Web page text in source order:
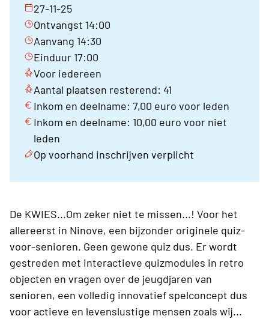
27-11-25
Ontvangst 14:00
Aanvang 14:30
Einduur 17:00
Voor iedereen
Aantal plaatsen resterend: 41
Inkom en deelname: 7,00 euro voor leden
Inkom en deelname: 10,00 euro voor niet
leden
Op voorhand inschrijven verplicht
De KWIES...Om zeker niet te missen...! Voor het
allereerst in Ninove, een bijzonder originele quiz-
voor-senioren. Geen gewone quiz dus. Er wordt
gestreden met interactieve quizmodules in retro
objecten en vragen over de jeugdjaren van
senioren, een volledig innovatief spelconcept dus
voor actieve en levenslustige mensen zoals wij...